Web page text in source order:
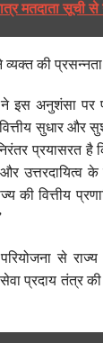
मतदाता सूची
व्यक्त की प्रसन्नता
ने इस अनुशंसा पर
सुधार और
प्रयासरत है
और उत्तरदायित्व
की वित्तीय
से
सेवा प्रदाय तंत्र